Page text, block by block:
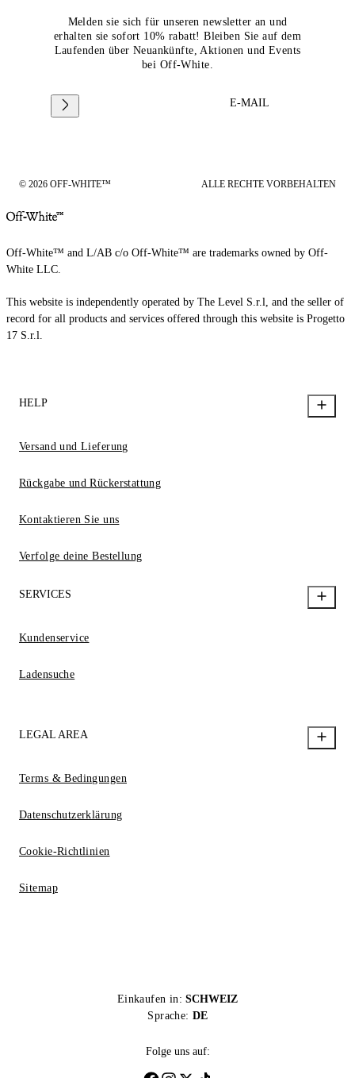
Melden sie sich für unseren newsletter an und
erhalten sie sofort 10% rabatt! Bleiben Sie auf dem
Laufenden über Neuankünfte, Aktionen und Events
bei Off-White.
E-MAIL
© 2026 OFF-WHITE™ ALLE RECHTE VORBEHALTEN
Off-White™ and L/AB c/o Off-White™ are trademarks owned by Off-
White LLC.
This website is independently operated by The Level S.r.l, and the seller of
record for all products and services offered through this website is Progetto
17 S.r.l.
HELP
Versand und Lieferung
Rückgabe und Rückerstattung
Kontaktieren Sie uns
Verfolge deine Bestellung
SERVICES
Kundenservice
Ladensuche
LEGAL AREA
Terms & Bedingungen
Datenschutzerklärung
Cookie-Richtlinien
Sitemap
Einkaufen in: SCHWEIZ
Sprache: DE
Folge uns auf: